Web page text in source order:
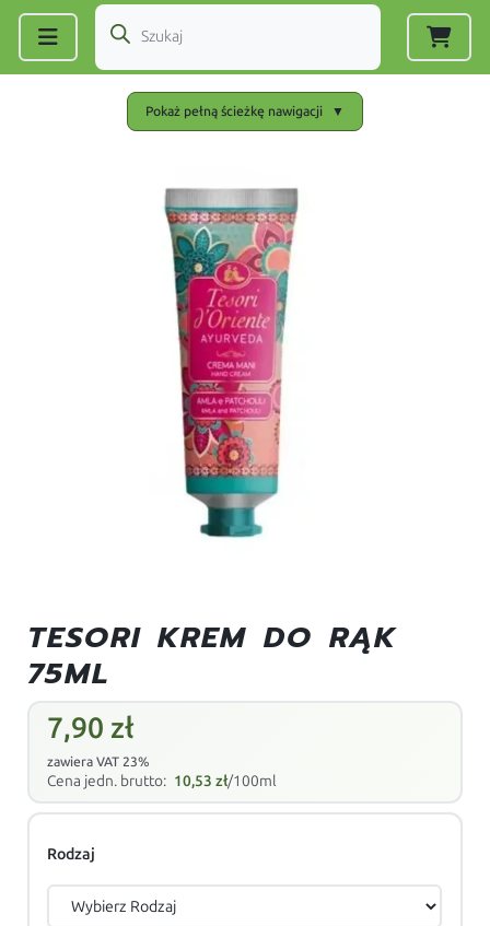
Pokaż pełną ścieżkę nawigacji ▼
TESORI KREM DO RĄK
75ML
7,90 zł
zawiera VAT 23%
Cena jedn. brutto: 10,53zł/100ml
Rodzaj